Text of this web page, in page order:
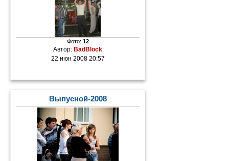
Фото: 12
Автор: BadBlock
22 июн 2008 20:57
Выпусной-2008